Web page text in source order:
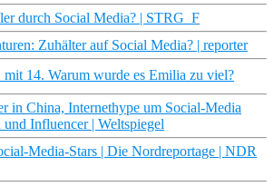
durch Social Media? | STRG_F
Zuhälter auf Social Media? | reporter
mit 14. Warum wurde es Emilia zu viel?
in China, Internethype um Social-Media
Influencer | Weltspiegel
Media-Stars | Die Nordreportage | NDR